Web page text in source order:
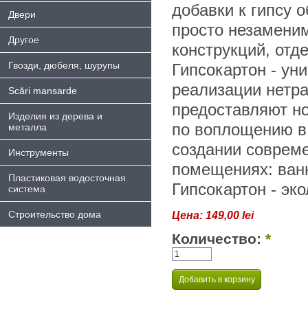
Двери
Другое
Гвозди, дюбеля, шурупы
Scări mansarde
Изделия из дерева и
металла
Инструменты
Пластиковая водосточная
система
Строительство дома
добавки к гипсу
просто
конструкций,
Гипсокартон -
реализации
предоставляют
по воплощению в
создании
помещениях:
Гипсокартон -
Цена: 149,00 lei
Количество: *